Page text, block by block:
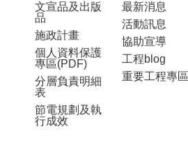
文宣品及出版
品
施政計畫
個人資料保護
專區(PDF)
分層負責明細
表
節電規劃及執
行成效
最新消息
活動訊息
協助宣導
工程blog
重要工程專區